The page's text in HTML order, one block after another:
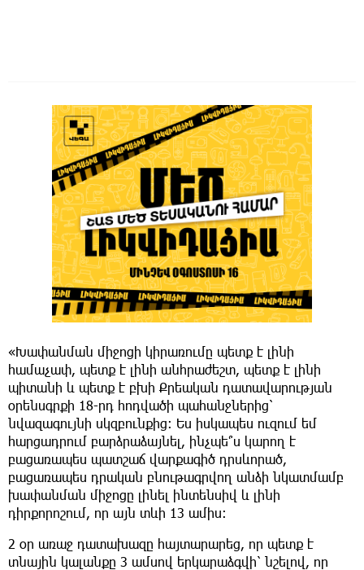
«Խափանման միջոցի կիրառումը պետք է լինի
համաչափ, պետք է լինի անհրաժեշտ, պետք է լինի
պիտանի և պետք է բխի Քրեական դատավարության
օրենսգրքի 18-րդ հոդվածի պահանջներից՝
նվազագույնի սկզբունքից։ Ես իսկապես ուզում եմ
հարցադրում բարձրաձայնել, ինչպե՞ս կարող է
բացառապես պատշաճ վարքագիծ դրսևորած,
բացառապես դրական բնութագրվող անձի նկատմամբ
խափանման միջոցը լինել ինտենսիվ և լինի
դիրքորոշում, որ այն տևի 13 ամիս։
2 օր առաջ դատախազը հայտարարեց, որ պետք է
տնային կալանքը 3 ամսով երկարաձգվի՝ նշելով, որ